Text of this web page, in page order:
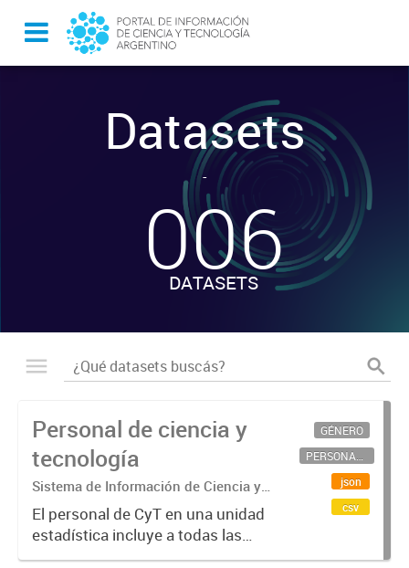
Datasets
-
006
DATASETS
Personal de ciencia y
tecnología
Sistema de Información de Ciencia y
Tecnología Argentino (SICYTAR)
El personal de CyT en una unidad
estadística incluye a todas las
personas involucradas
GÉNERO
PERSONAL CIENTÍFICO-TECNOLÓGICO
json
csv